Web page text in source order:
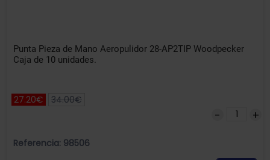
Punta Pieza de Mano Aeropulidor 28-AP2TIP Woodpecker
Caja de 10 unidades.
27.20€ 34.00€
Referencia: 98506